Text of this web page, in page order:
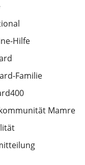
Hilfe
Familie
Mamre